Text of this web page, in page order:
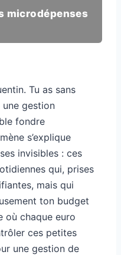
microdépenses
Tu as sans
gestion
fondre
s’explique
invisibles : ces
qui, prises
mais qui
ton budget
où chaque euro
ces petites
une gestion de